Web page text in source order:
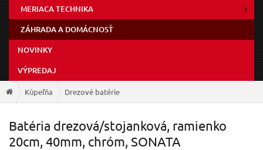
MERIACA TECHNIKA
ZÁHRADA A DOMÁCNOSŤ
NOVINKY
VÝPREDAJ
Kúpeľňa Drezové batérie
Batéria drezová/stojanková, ramienko
20cm, 40mm, chróm, SONATA